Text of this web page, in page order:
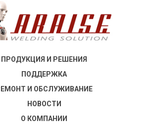
ПРОДУКЦИЯ И РЕШЕНИЯ
ПОДДЕРЖКА
И ОБСЛУЖИВАНИЕ
НОВОСТИ
О КОМПАНИИ